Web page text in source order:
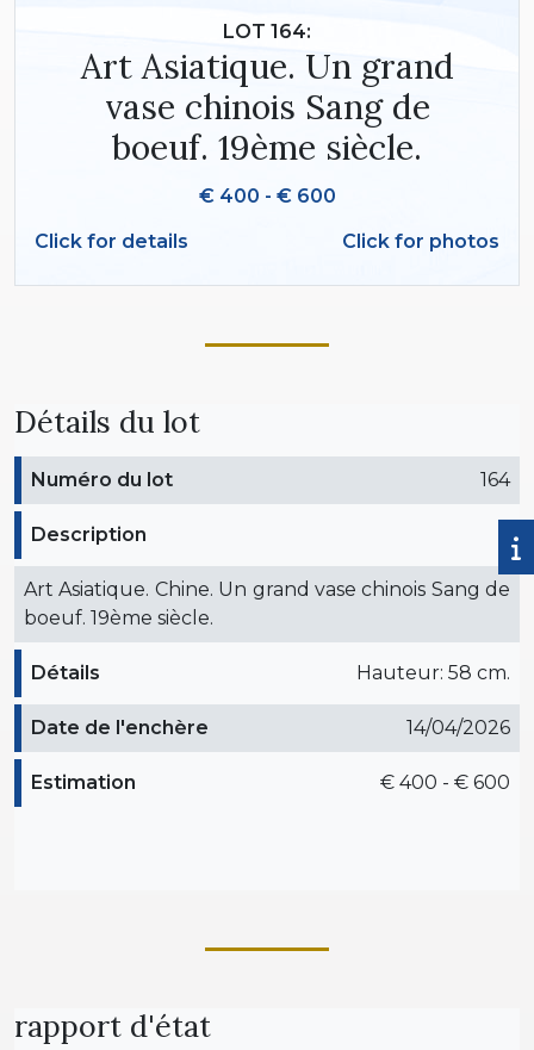
LOT 164:
Art Asiatique. Un grand
vase chinois Sang de
boeuf. 19ème siècle.
€ 400 - € 600
Click for details
Click for photos
Détails du lot
Numéro du lot 164
Description
Art Asiatique. Chine. Un grand vase chinois Sang de
boeuf. 19ème siècle.
Détails Hauteur: 58 cm.
Date de l'enchère 14/04/2026
Estimation € 400 - € 600
rapport d'état